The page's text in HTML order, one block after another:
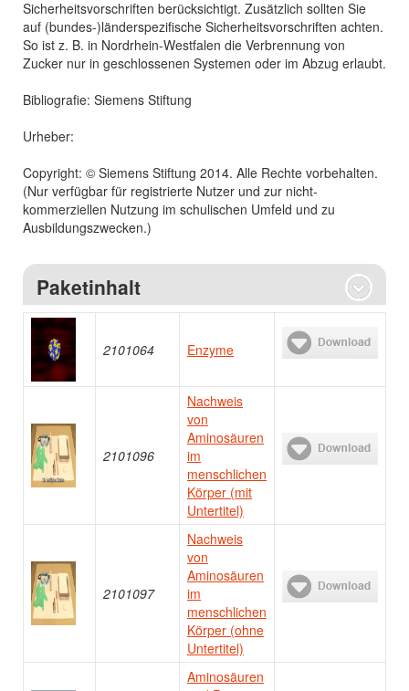
Sicherheitsvorschriften berücksichtigt. Zusätzlich sollten Sie
auf (bundes-)länderspezifische Sicherheitsvorschriften achten.
So ist z. B. in Nordrhein-Westfalen die Verbrennung von
Zucker nur in geschlossenen Systemen oder im Abzug erlaubt.
Bibliografie: Siemens Stiftung
Urheber:
Copyright: © Siemens Stiftung 2014. Alle Rechte vorbehalten.
(Nur verfügbar für registrierte Nutzer und zur nicht-
kommerziellen Nutzung im schulischen Umfeld und zu
Ausbildungszwecken.)
Paketinhalt
2101064 Enzyme
2101096
Nachweis
von
Aminosäuren
im
menschlichen
Körper (mit
Untertitel)
2101097
Nachweis
von
Aminosäuren
im
menschlichen
Körper (ohne
Untertitel)
Aminosäuren